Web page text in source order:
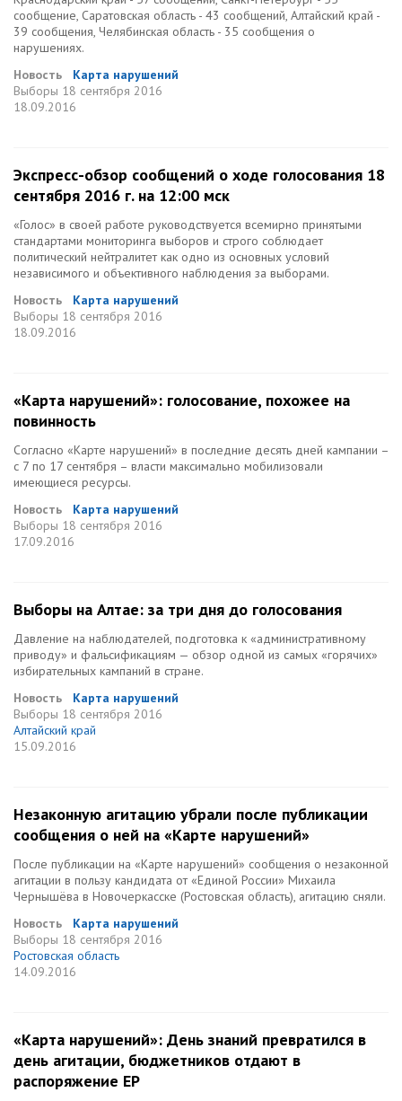
сообщение, Саратовская область - 43 сообщений, Алтайский край -
39 сообщения, Челябинская область - 35 сообщения о
нарушениях.
Новость
Карта нарушений
Выборы 18 сентября 2016
18.09.2016
Экспресс-обзор сообщений о ходе голосования 18
сентября 2016 г. на 12:00 мск
«Голос» в своей работе руководствуется всемирно принятыми
стандартами мониторинга выборов и строго соблюдает
политический нейтралитет как одно из основных условий
независимого и объективного наблюдения за выборами.
Новость
Карта нарушений
Выборы 18 сентября 2016
18.09.2016
«Карта нарушений»: голосование, похожее на
повинность
Согласно «Карте нарушений» в последние десять дней кампании –
с 7 по 17 сентября – власти максимально мобилизовали
имеющиеся ресурсы.
Новость
Карта нарушений
Выборы 18 сентября 2016
17.09.2016
Выборы на Алтае: за три дня до голосования
Давление на наблюдателей, подготовка к «административному
приводу» и фальсификациям — обзор одной из самых «горячих»
избирательных кампаний в стране.
Новость
Карта нарушений
Выборы 18 сентября 2016
Алтайский край
15.09.2016
Незаконную агитацию убрали после публикации
сообщения о ней на «Карте нарушений»
После публикации на «Карте нарушений» сообщения о незаконной
агитации в пользу кандидата от «Единой России» Михаила
Чернышёва в Новочеркасске (Ростовская область), агитацию сняли.
Новость
Карта нарушений
Выборы 18 сентября 2016
Ростовская область
14.09.2016
«Карта нарушений»: День знаний превратился в
день агитации, бюджетников отдают в
распоряжение ЕР